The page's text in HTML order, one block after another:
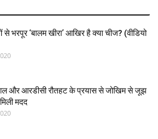
भरपूर ‘बालम खीरा’ आखिर है क्या चीज? (वीडियो
और आरडीसी रौतहट के प्रयास से जोखिम से जूझ
मदद